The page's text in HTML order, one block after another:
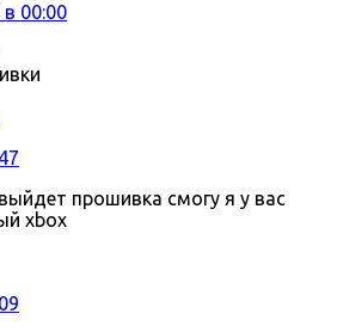
в 00:00
прошивка смогу я у вас
xbox